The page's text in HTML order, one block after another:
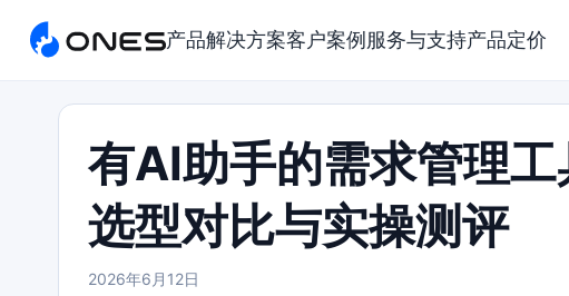
产品解决方案客户案例 服务与支持产品定价
有AI助手的需求管理
选型对比与实操测评
2026年6月12日